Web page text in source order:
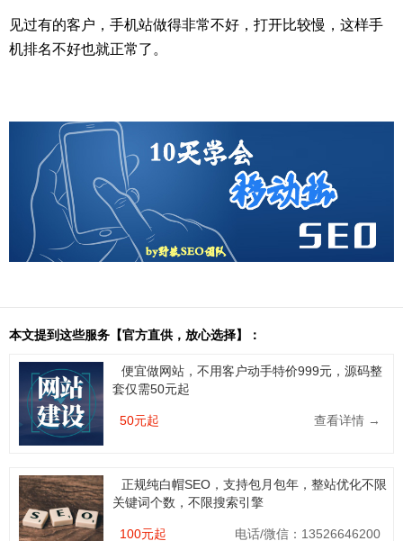
见过有的客户，手机站做得非常不好，打开比较慢，这样手
机排名不好也就正常了。
本文提到这些服务【官方直供，放心选择】：
便宜做网站，不用客户动手特价999元，源码整
套仅需50元起
50元起 查看详情 →
正规纯白帽SEO，支持包月包年，整站优化不限
关键词个数，不限搜索引擎
100元起 电话/微信：13526646200